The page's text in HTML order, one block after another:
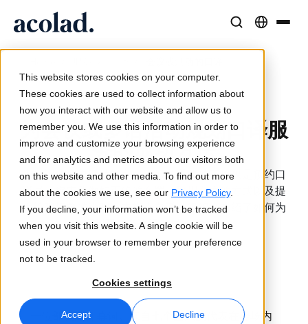
This website stores cookies on your computer.
These cookies are used to collect information about
how you interact with our website and allow us to
remember you. We use this information in order to
improve and customize your browsing experience
and for analytics and metrics about our visitors both
on this website and other media. To find out more
about the cookies we use, see our Privacy Policy.
If you decline, your information won’t be tracked
when you visit this website. A single cookie will be
used in your browser to remember your preference
not to be tracked.
Cookies settings
Accept Decline
翻译
AI 速度，人类精度
口译服务
随时随地无缝沟通
媒体与娱乐
让故事出现在每个屏幕上
咨询与外包
Lia Translate
即时品牌一致翻译
连接能力
简化的工作流集成
AI 同声传译
实时语音翻译
成功案例
来自客户的真实成果
文章
专家对全球内容的见解
电子书
深度指南与策略
关于 Acolad
可持续发展
合作伙伴
新闻
1
为会议或多语活动规划口译服
务的成功方法
为会议或多语活动规划口译服务需要的不仅仅是预约口
译员。您需要做好正确的布置、采用合宜的方式以及提
供简明扼要的说明。本指南向活动组织者介绍了如何为
顺利开展多语活动做好准备。
一位部长致开幕词。来自七个国家的代表在会场内